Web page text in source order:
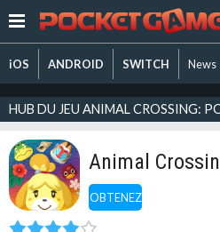
iOS ANDROID SWITCH News
HUB DU JEU ANIMAL CROSSING:
OBTENEZ
Animal